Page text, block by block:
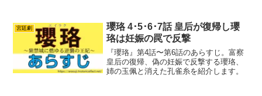
宮廷劇
瓔珞 4･5･6･7話 皇后が復帰し瓔
珞は妊娠の罠で反撃
『瓔珞』第4話〜第6話のあらすじ。富察
皇后の復帰、偽の妊娠で反撃する瓔珞、
姉の玉佩と消えた孔雀糸を紹介します。